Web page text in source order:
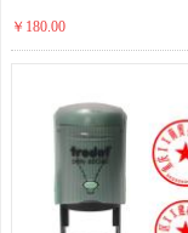
￥180.00